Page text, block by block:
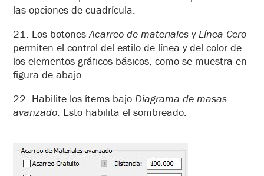
las opciones de cuadrícula.
21. Los botonesAcarreo de materiales yLínea Cero
permiten el control del estilo de línea y del color de
los elementos gráficos básicos, como se muestra en
figura de abajo.
22. Habilite los ítems bajo Diagrama de masas
avanzado. Esto habilita el sombreado.